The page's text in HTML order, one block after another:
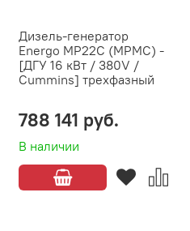
Дизель-генератор
Energo MP22C (MPMC) -
[ДГУ 16 кВт / 380V /
Cummins] трехфазный
В наличии
788 141 руб.